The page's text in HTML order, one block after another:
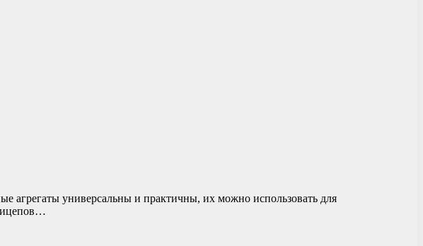
агрегаты универсальны и практичны, их можно использовать для